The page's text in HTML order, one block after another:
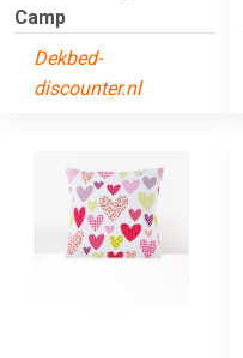
Camp
Dekbed-
discounter.nl